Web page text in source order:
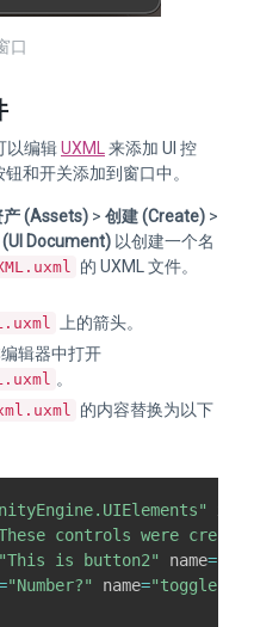
口
以编辑UXML
来添加 UI 控
和开关添加到窗口中。
产 (Assets) > 创建 (Create) >
(UI Document) 以创建一个名
的 UXML 文件。
上的箭头。
辑器中打开
。
的内容替换为以下
controls were
"This is button2" name=
"Number?" name="toggle2"